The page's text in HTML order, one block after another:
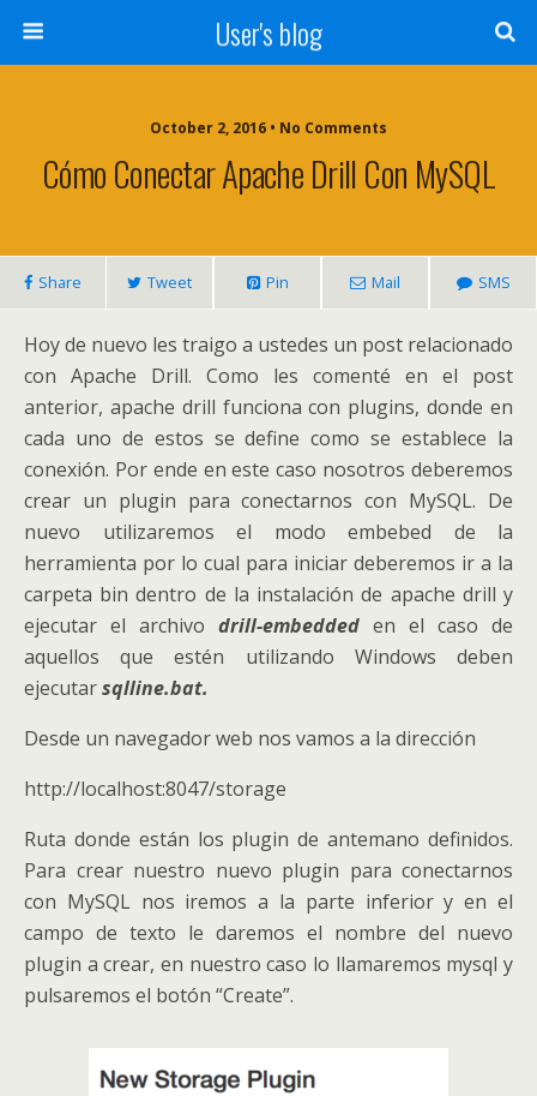
User's blog
October 2, 2016 • No Comments
Cómo Conectar Apache Drill Con MySQL
Share Tweet Pin Mail SMS
Hoy de nuevo les traigo a ustedes un post relacionado
con Apache Drill. Como les comenté en el post
anterior, apache drill funciona con plugins, donde en
cada uno de estos se define como se establece la
conexión. Por ende en este caso nosotros deberemos
crear un plugin para conectarnos con MySQL. De
nuevo utilizaremos el modo embebed de la
herramienta por lo cual para iniciar deberemos ir a la
carpeta bin dentro de la instalación de apache drill y
ejecutar el archivo drill-embedded en el caso de
aquellos que estén utilizando Windows deben
ejecutarsqlline.bat.
Desde un navegador web nos vamos a la dirección
http://localhost:8047/storage
Ruta donde están los plugin de antemano definidos.
Para crear nuestro nuevo plugin para conectarnos
con MySQL nos iremos a la parte inferior y en el
campo de texto le daremos el nombre del nuevo
plugin a crear, en nuestro caso lo llamaremos mysql y
pulsaremos el botón “Create”.